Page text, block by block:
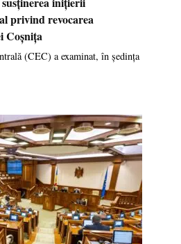
privind revocarea
Coșnița
(CEC) a examinat, în ședința